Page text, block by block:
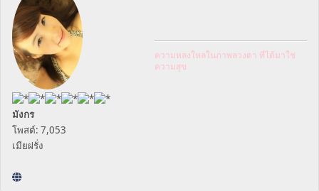
มังกร
โพสต์: 7,053
เมียฝรั่ง
ความหลงใหลในภาพลวงตา ที่ได้มาใช่
ความสุข